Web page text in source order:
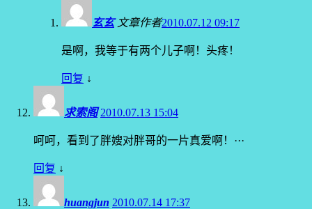
玄玄 文章作者2010.07.12 09:17
是啊，我等于有两个儿子啊！头疼！
回复 ↓
求索阁 2010.07.13 15:04
呵呵，看到了胖嫂对胖哥的一片真爱啊！···
回复 ↓
huangjun 2010.07.14 17:37